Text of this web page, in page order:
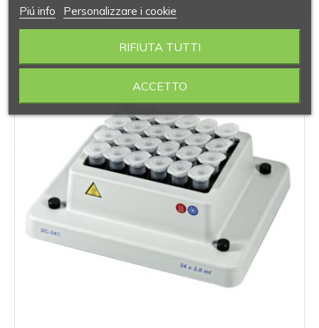
Piú info Personalizzare i cookie
RIFIUTA TUTTI
ACCETTO